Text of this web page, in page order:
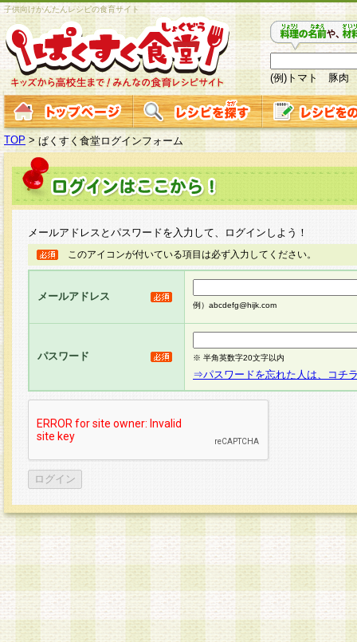
子供向けかんたんレシピの食育サイト
(例)トマト 豚肉
TOP > ぱくすく食堂ログインフォーム
メールアドレスとパスワードを入力して、ログインしよう！
このアイコンが付いている項目は必ず入力してください。
メールアドレス
例）abcdefg@hijk.com
パスワード ※ 半角英数字20文字以内
⇒パスワードを忘れた人は、コチ